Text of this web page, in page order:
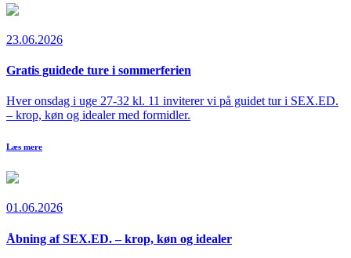
23.06.2026
Gratis guidede ture i sommerferien
Hver onsdag i uge 27-32 kl. 11 inviterer vi på guidet tur i SEX.ED.
– krop, køn og idealer med formidler.
Læs mere
01.06.2026
Åbning af SEX.ED. – krop, køn og idealer